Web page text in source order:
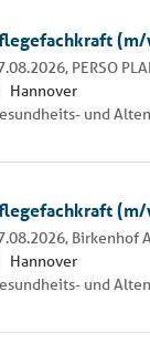
PERSO
Hannover
und
Birkenhof
Hannover
und